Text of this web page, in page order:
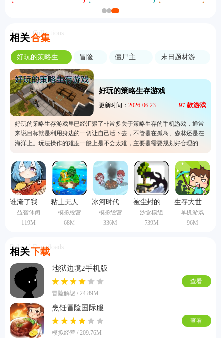
相关合集
Related Collections
好玩的策略生存游戏 冒险生存 僵尸主题游戏 末日题材游戏合集
好玩的策略生存游戏
更新时间： 2026-06-23 97 款游戏
好玩的策略生存游戏里已经汇聚了非常多关于策略生存的手机游戏，通常
来说目标就是利用身边的一切让自己活下去，不管是在孤岛、森林还是在
海洋上。玩法操作的难度一般上是不会太难，主要是需要规划好合理的策
略，避免遭遇到危险。所以有兴趣的话可以玩看看这里的手游噢，这里已
经准备好了游戏的下载服务，欢迎来体验一下。
谁淹了我的世界手机版
益智休闲
119M
粘土无人岛中文版
模拟经营
68M
冰河时代生存大亨
模拟经营
336M
被尘封的故事单机版
沙盒模组
739M
生存大世界联机版
单机游戏
96M
相关下载
Related Downloads
地狱边境2手机版
冒险解谜 / 24.89M
查看
烹饪冒险国际服
模拟经营 / 209.76M
查看